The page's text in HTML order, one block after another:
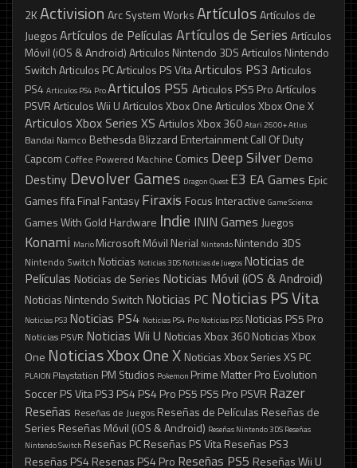
2KActivision Arc System WorksArtículosArtículos de
JuegosArtículos de Películas Artículos de Series Artículos
Móvil (iOS & Android)Articulos Nintendo 3DSArticulos Nintendo
SwitchArticulos PCArticulos PS VitaArticulos PS3 Articulos
PS4 Articulos PS4 ProArticulos PS5 Articulos PS5 ProArtículos
PSVRArticulos Wii UArticulos Xbox OneArticulos Xbox One X
Articulos Xbox Series XS Artiulos Xbox 360 Atari 2600+Atlus
Bandai Namco BethesdaBlizzard EntertainmentCall Of Duty
Capcom Coffee Powered Machine Comics Deep Silver Demo
Destiny Devolver Games Dragon Quest E3 EA Games Epic
GamesfifaFinal FantasyFiraxis Focus Interactive Game Science
Games With Gold Hardware Indie ININ Games Juegos
Konami Mario MicrosoftMóvil Nerial Nintendo Nintendo 3DS
Nintendo Switch Noticias Noticias 3DS Noticias de Juegos Noticias de
Películas Noticias de Series Noticias Móvil (iOS & Android)
Noticias Nintendo Switch Noticias PC Noticias PS Vita
Noticias PS3 Noticias PS4 Noticias PS4 Pro Noticias PS5 Noticias PS5 Pro
Noticias PSVR Noticias Wii U Noticias Xbox 360Noticias Xbox
One Noticias Xbox One X Noticias Xbox Series XS PC
PLAION Playstation PM Studios Pokemon Prime MatterPro Evolution
SoccerPS VitaPS3 PS4 PS4 Pro PS5 PS5 Pro PSVR Razer
Reseñas Reseñas de Juegos Reseñas de Películas Reseñas de
Series Reseñas Móvil (iOS & Android) Reseñas Nintendo 3DS Reseñas
Nintendo Switch Reseñas PCReseñas PS VitaReseñas PS3
Reseñas PS4 Resenas PS4 Pro Reseñas PS5 Reseñas Wii U